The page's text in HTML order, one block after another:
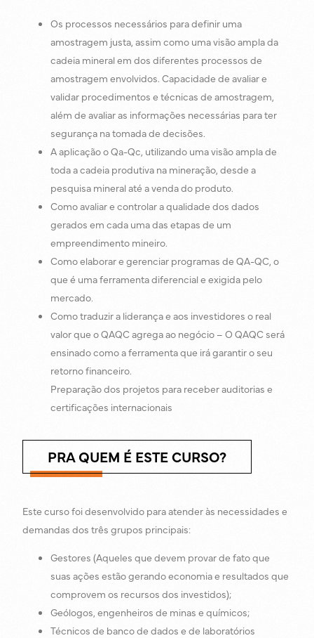
Os processos necessários para definir uma
amostragem justa, assim como uma visão ampla da
cadeia mineral em dos diferentes processos de
amostragem envolvidos. Capacidade de avaliar e
validar procedimentos e técnicas de amostragem,
além de avaliar as informações necessárias para ter
segurança na tomada de decisões.
A aplicação o Qa-Qc, utilizando uma visão ampla de
toda a cadeia produtiva na mineração, desde a
pesquisa mineral até a venda do produto.
Como avaliar e controlar a qualidade dos dados
gerados em cada uma das etapas de um
empreendimento mineiro.
Como elaborar e gerenciar programas de QA-QC, o
que é uma ferramenta diferencial e exigida pelo
mercado.
Como traduzir a liderança e aos investidores o real
valor que o QAQC agrega ao negócio – O QAQC será
ensinado como a ferramenta que irá garantir o seu
retorno financeiro.
Preparação dos projetos para receber auditorias e
certificações internacionais
PRA QUEM É ESTE CURSO?
Este curso foi desenvolvido para atender às necessidades e
demandas dos três grupos principais:
Gestores (Aqueles que devem provar de fato que
suas ações estão gerando economia e resultados que
comprovem os recursos dos investidos);
Geólogos, engenheiros de minas e químicos;
Técnicos de banco de dados e de laboratórios